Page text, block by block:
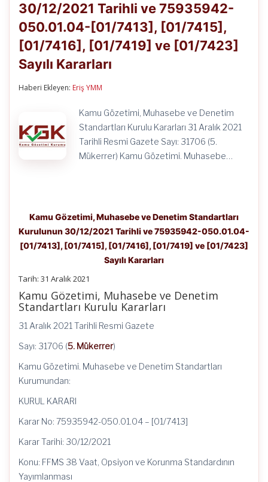
Kurulunun
30/12/2021
Tarihli
ve
75935942-
ve
[01/7423]
Sayılı
Kararları
için
30/12/2021 Tarihli ve 75935942-
050.01.04-[01/7413], [01/7415],
[01/7416], [01/7419] ve [01/7423]
Sayılı Kararları
Haberi Ekleyen: Eriş YMM
Kamu Gözetimi, Muhasebe ve Denetim
Standartları Kurulu Kararları 31 Aralık 2021
Tarihli Resmi Gazete Sayı: 31706 (5.
Mükerrer) Kamu Gözetimi. Muhasebe…
Kamu Gözetimi, Muhasebe ve Denetim Standartları
Kurulunun 30/12/2021 Tarihli ve 75935942-050.01.04-
[01/7413], [01/7415], [01/7416], [01/7419] ve [01/7423]
Sayılı Kararları
Tarih: 31 Aralık 2021
Kamu Gözetimi, Muhasebe ve Denetim
Standartları Kurulu Kararları
31 Aralık 2021 Tarihli Resmi Gazete
Sayı: 31706 (5. Mükerrer)
Kamu Gözetimi. Muhasebe ve Denetim Standartları
Kurumundan:
KURUL KARARI
Karar No: 75935942-050.01.04 – [01/7413]
Karar Tarihi: 30/12/2021
Konu: FFMS 38 Vaat, Opsiyon ve Korunma Standardının
Yayımlanması